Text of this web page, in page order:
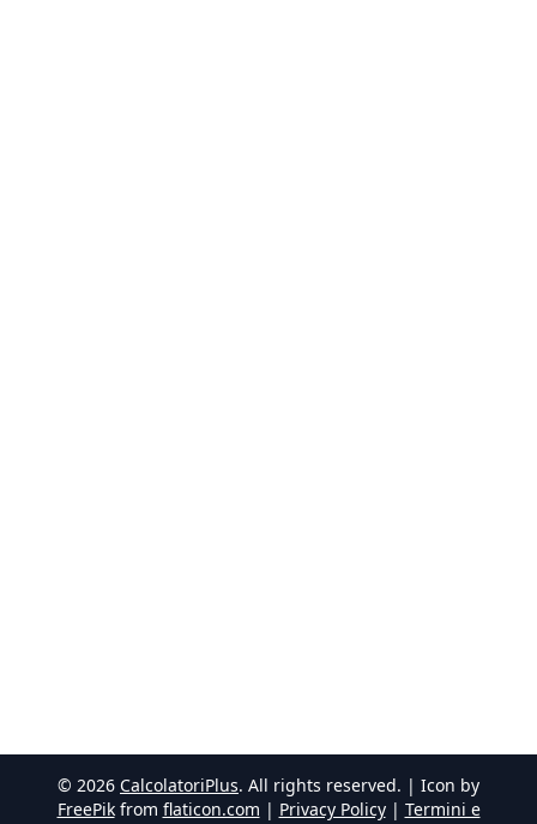
© 2026 CalcolatoriPlus. All rights reserved. | Icon by
FreePik from flaticon.com | Privacy Policy| Termini e